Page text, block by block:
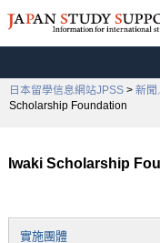
日本留學信息網站JPSS > 新聞
Scholarship Foundation
Iwaki Scholarship
實施團體